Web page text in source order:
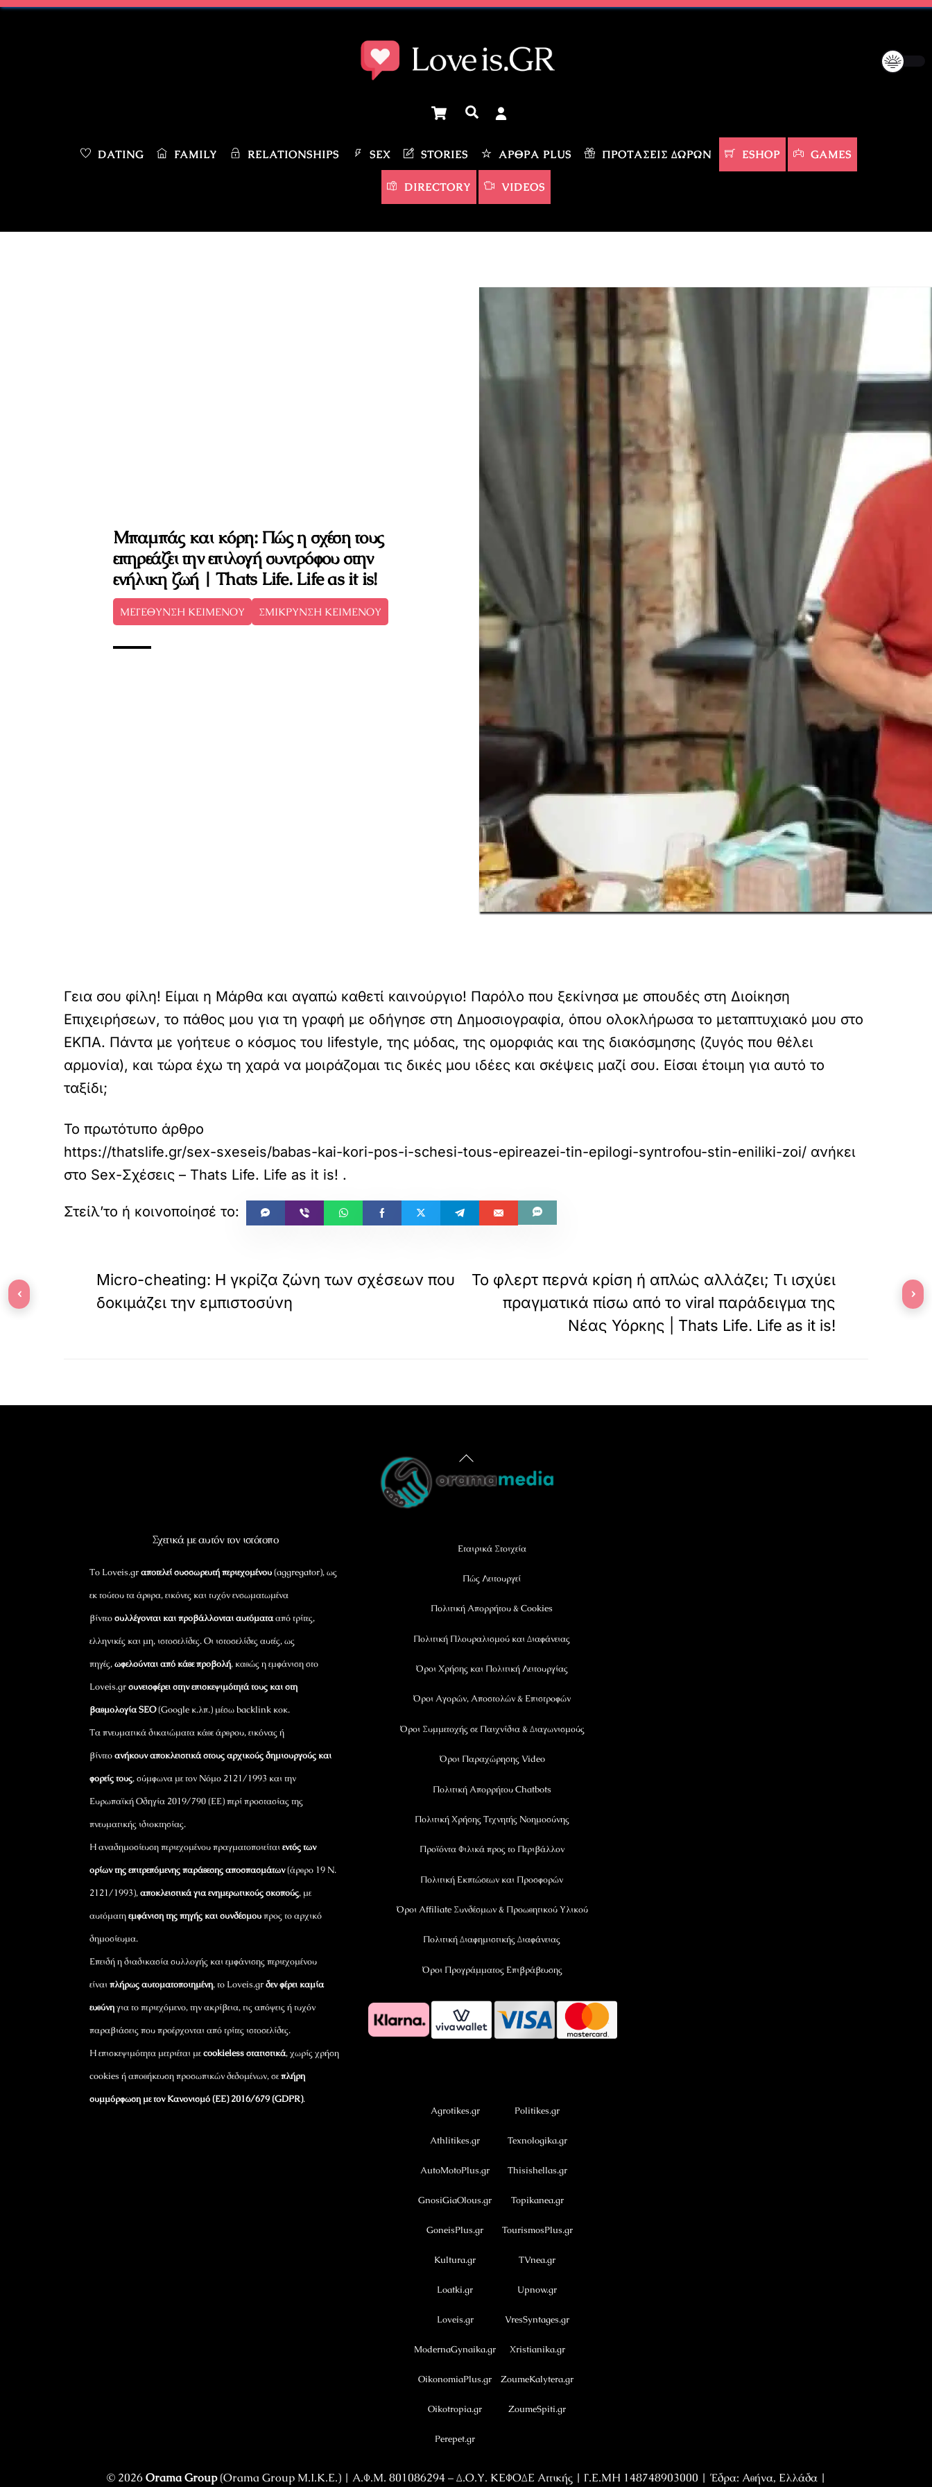
Skip
CartΑναζήτηση
DATING FAMILY RELATIONSHIPS SEX STORIES ΆΡΘΡΑ PLUS ΠΡΟΤΆΣΕΙΣ ΔΏΡΩΝ ESHOP GAMES
DIRECTORY VIDEOS
Μπαμπάς και κόρη: Πώς η σχέση τους
επηρεάζει την επιλογή συντρόφου στην
ενήλικη ζωή | Thats Life. Life as it is!
ΜΕΓΕΘΥΝΣΗ ΚΕΙΜΕΝΟΥ ΣΜΙΚΡΥΝΣΗ ΚΕΙΜΕΝΟΥ
Γεια σου φίλη! Είμαι η Μάρθα και αγαπώ καθετί καινούργιο! Παρόλο που ξεκίνησα με σπουδές στη Διοίκηση
Επιχειρήσεων, το πάθος μου για τη γραφή με οδήγησε στη Δημοσιογραφία, όπου ολοκλήρωσα το μεταπτυχιακό μου στο
ΕΚΠΑ. Πάντα με γοήτευε ο κόσμος του lifestyle, της μόδας, της ομορφιάς και της διακόσμησης (ζυγός που θέλει
αρμονία), και τώρα έχω τη χαρά να μοιράζομαι τις δικές μου ιδέες και σκέψεις μαζί σου. Είσαι έτοιμη για αυτό το
ταξίδι;
Το πρωτότυπο άρθρο
https://thatslife.gr/sex-sxeseis/babas-kai-kori-pos-i-schesi-tous-epireazei-tin-epilogi-syntrofou-stin-eniliki-zoi/ ανήκει
στο Sex-Σχέσεις – Thats Life. Life as it is! .
Micro-cheating: Η γκρίζα ζώνη των σχέσεων που
δοκιμάζει την εμπιστοσύνη
Το φλερτ περνά κρίση ή απλώς αλλάζει; Τι ισχύει
πραγματικά πίσω από το viral παράδειγμα της
Νέας Υόρκης | Thats Life. Life as it is!
Back
To
Σχετικά με αυτόν τον ιστότοπο
Το Loveis.grαποτελεί συσσωρευτή περιεχομένου(aggregator), ως
εκ τούτου τα άρθρα, εικόνες και τυχόν ενσωματωμένα
βίντεοσυλλέγονται και προβάλλονται αυτόματααπό τρίτες,
ελληνικές και μη, ιστοσελίδες. Οι ιστοσελίδες αυτές, ως
πηγές,ωφελούνται από κάθε προβολή, καθώς η εμφάνιση στο
Loveis.grσυνεισφέρει στην επισκεψιμότητά τους και στη
βαθμολογία SEO(Google κ.λπ.) μέσω backlink κοκ.
Τα πνευματικά δικαιώματα κάθε άρθρου, εικόνας ή
βίντεοανήκουν αποκλειστικά στους αρχικούς δημιουργούς και
φορείς τους, σύμφωνα με τον Νόμο 2121/1993 και την
Ευρωπαϊκή Οδηγία 2019/790 (ΕΕ) περί προστασίας της
πνευματικής ιδιοκτησίας.
Η αναδημοσίευση περιεχομένου πραγματοποιείταιεντός των
ορίων της επιτρεπόμενης παράθεσης αποσπασμάτων(άρθρο 19 Ν.
2121/1993),αποκλειστικά για ενημερωτικούς σκοπούς, με
αυτόματηεμφάνιση της πηγής και συνδέσμουπρος το αρχικό
δημοσίευμα.
Επειδή η διαδικασία συλλογής και εμφάνισης περιεχομένου
είναιπλήρως αυτοματοποιημένη, το Loveis.grδεν φέρει καμία
ευθύνηγια το περιεχόμενο, την ακρίβεια, τις απόψεις ή τυχόν
παραβιάσεις που προέρχονται από τρίτες ιστοσελίδες.
Η επισκεψιμότητα μετριέται μεcookieless στατιστικά, χωρίς χρήση
cookies ή αποθήκευση προσωπικών δεδομένων, σεπλήρη
συμμόρφωση με τον Κανονισμό (ΕΕ) 2016/679 (GDPR).
Εταιρικά Στοιχεία
Πώς Λειτουργεί
Πολιτική Απορρήτου & Cookies
Πολιτική Πλουραλισμού και Διαφάνειας
Όροι Χρήσης και Πολιτική Λειτουργίας
Όροι Αγορών, Αποστολών & Επιστροφών
Όροι Συμμετοχής σε Παιχνίδια & Διαγωνισμούς
Όροι Παραχώρησης Video
Πολιτική Απορρήτου Chatbots
Πολιτική Χρήσης Τεχνητής Νοημοσύνης
Προϊόντα Φιλικά προς το Περιβάλλον
Πολιτική Εκπτώσεων και Προσφορών
Όροι Affiliate Συνδέσμων & Προωθητικού Υλικού
Πολιτική Διαφημιστικής Διαφάνειας
Όροι Προγράμματος Επιβράβευσης
Agrotikes.gr Politikes.gr
Athlitikes.gr Texnologika.gr
AutoMotoPlus.gr Thisishellas.gr
GnosiGiaOlous.gr Topikanea.gr
GoneisPlus.gr TourismosPlus.gr
Kultura.gr TVnea.gr
Loatki.gr Upnow.gr
Loveis.gr VresSyntages.gr
ModernaGynaika.gr Xristianika.gr
OikonomiaPlus.gr ZoumeKalytera.gr
Oikotropia.gr ZoumeSpiti.gr
Perepet.gr
© 2026Orama Group(Orama Group Μ.Ι.Κ.Ε.) | Α.Φ.Μ. 801086294 – Δ.Ο.Υ. ΚΕΦΟΔΕ Αττικής | Γ.Ε.ΜΗ 148748903000 | Έδρα: Αθήνα, Ελλάδα |
‹ ›